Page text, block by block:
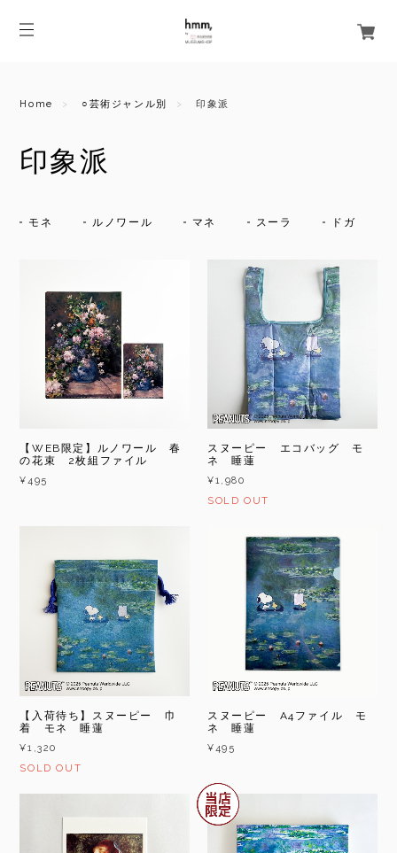
Home ○芸術ジャンル別 印象派
印象派
モネ ルノワール マネ スーラ ドガ
【WEB限定】ルノワール 春
の花束 2枚組ファイル
¥495
スヌーピー エコバッグ モ
ネ 睡蓮
¥1,980
SOLD OUT
【入荷待ち】スヌーピー 巾
着 モネ 睡蓮
¥1,320
SOLD OUT
スヌーピー A4ファイル モ
ネ 睡蓮
¥495